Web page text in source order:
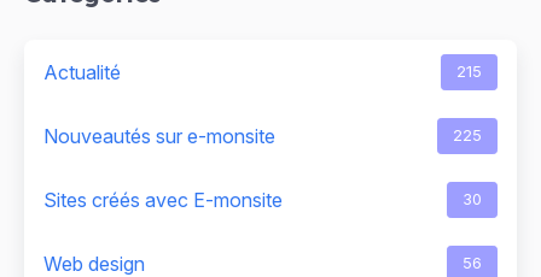
Actualité 215
Nouveautés sur e-monsite 225
Sites créés avec E-monsite 30
Web design 56